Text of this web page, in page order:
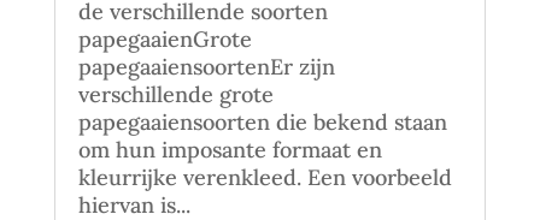
de verschillende soorten
papegaaienGrote
papegaaiensoortenEr zijn
verschillende grote
papegaaiensoorten die bekend staan
om hun imposante formaat en
kleurrijke verenkleed. Een voorbeeld
hiervan is...